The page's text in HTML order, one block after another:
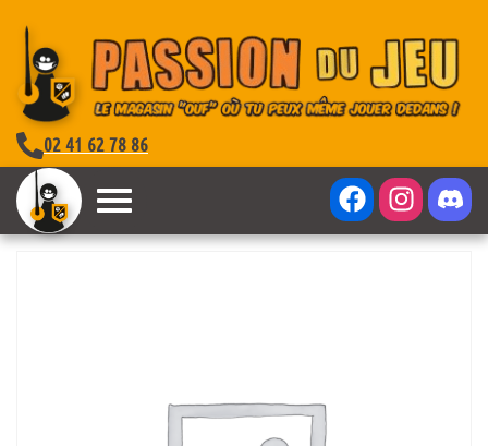
02 41 62 78 86